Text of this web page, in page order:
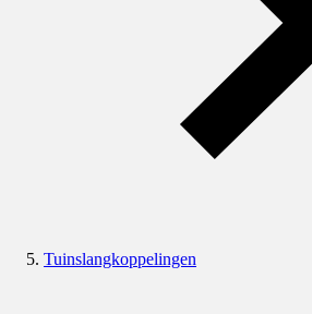
Tuinslangkoppelingen